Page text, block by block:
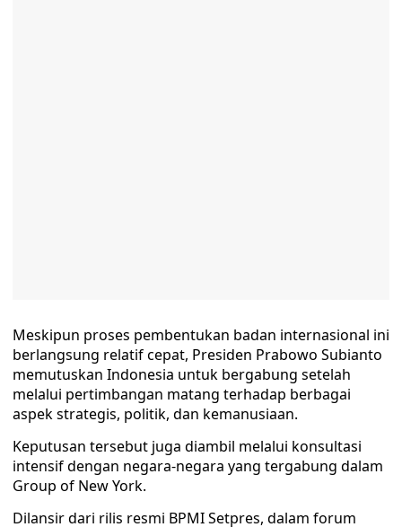
Meskipun proses pembentukan badan internasional ini
berlangsung relatif cepat, Presiden Prabowo Subianto
memutuskan Indonesia untuk bergabung setelah
melalui pertimbangan matang terhadap berbagai
aspek strategis, politik, dan kemanusiaan.
Keputusan tersebut juga diambil melalui konsultasi
intensif dengan negara-negara yang tergabung dalam
Group of New York.
Dilansir dari rilis resmi BPMI Setpres, dalam forum